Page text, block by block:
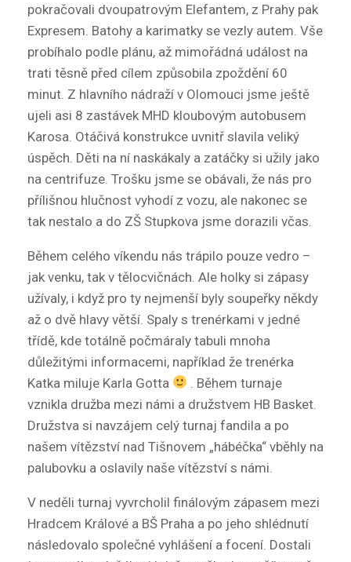
pokračovali dvoupatrovým Elefantem, z Prahy pak
Expresem. Batohy a karimatky se vezly autem. Vše
probíhalo podle plánu, až mimořádná událost na
trati těsně před cílem způsobila zpoždění 60
minut. Z hlavního nádraží v Olomouci jsme ještě
ujeli asi 8 zastávek MHD kloubovým autobusem
Karosa. Otáčivá konstrukce uvnitř slavila veliký
úspěch. Děti na ní naskákaly a zatáčky si užily jako
na centrifuze. Trošku jsme se obávali, že nás pro
přílišnou hlučnost vyhodí z vozu, ale nakonec se
tak nestalo a do ZŠ Stupkova jsme dorazili včas.
Během celého víkendu nás trápilo pouze vedro –
jak venku, tak v tělocvičnách. Ale holky si zápasy
užívaly, i když pro ty nejmenší byly soupeřky někdy
až o dvě hlavy větší. Spaly s trenérkami v jedné
třídě, kde totálně počmáraly tabuli mnoha
důležitými informacemi, například že trenérka
Katka miluje Karla Gotta
. Během turnaje
vznikla družba mezi námi a družstvem HB Basket.
Družstva si navzájem celý turnaj fandila a po
našem vítězství nad Tišnovem „hábéčka“ vběhly na
palubovku a oslavily naše vítězství s námi.
V neděli turnaj vyvrcholil finálovým zápasem mezi
Hradcem Králové a BŠ Praha a po jeho shlédnutí
následovalo společné vyhlášení a focení. Dostali